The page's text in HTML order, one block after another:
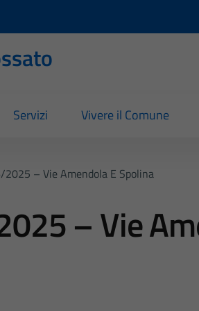
Servizi Vivere il Comune
– Vie Amendola E Spolina
– Vie